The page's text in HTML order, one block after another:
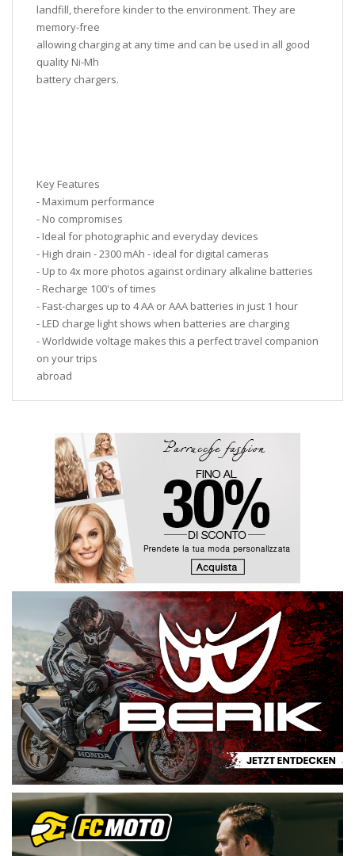
landfill, therefore kinder to the environment. They are
memory-free
allowing charging at any time and can be used in all good
quality Ni-Mh
battery chargers.
Key Features
- Maximum performance
- No compromises
- Ideal for photographic and everyday devices
- High drain - 2300 mAh - ideal for digital cameras
- Up to 4x more photos against ordinary alkaline batteries
- Recharge 100's of times
- Fast-charges up to 4 AA or AAA batteries in just 1 hour
- LED charge light shows when batteries are charging
- Worldwide voltage makes this a perfect travel companion
on your trips
abroad